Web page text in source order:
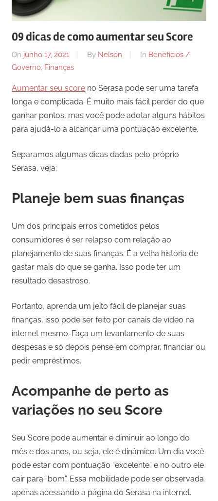
09 dicas de como aumentar seu Score
On junho 17, 2021 By Nelson In Benefícios /
Governo, Finanças
Aumentar seu score no Serasa pode ser uma tarefa
longa e complicada. É muito mais fácil perder do que
ganhar pontos, mas você pode adotar alguns hábitos
para ajudá-lo a alcançar uma pontuação excelente.
Separamos algumas dicas dadas pelo próprio
Serasa, veja:
Planeje bem suas finanças
Um dos principais erros cometidos pelos
consumidores é ser relapso com relação ao
planejamento de suas finanças. É a velha história de
gastar mais do que se ganha. Isso pode ter um
resultado desastroso.
Portanto, aprenda um jeito fácil de planejar suas
finanças, isso pode ser feito por canais de vídeo na
internet mesmo. Faça um levantamento de suas
despesas e só depois pense em comprar, financiar ou
pedir empréstimos.
Acompanhe de perto as
variações no seu Score
Seu Score pode aumentar e diminuir ao longo do
mês e dos anos, ou seja, ele é dinâmico. Um dia você
pode estar com pontuação “excelente” e no outro ele
cair para “bom”. Essa mobilidade pode ser observada
apenas acessando a página do Serasa na internet.